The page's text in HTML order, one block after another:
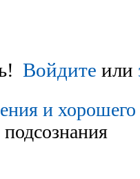
Войдите или
и хорошего